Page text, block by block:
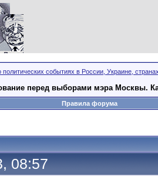
событиях в России, Украине,
перед выборами мэра Москвы.
Правила форума
08:57